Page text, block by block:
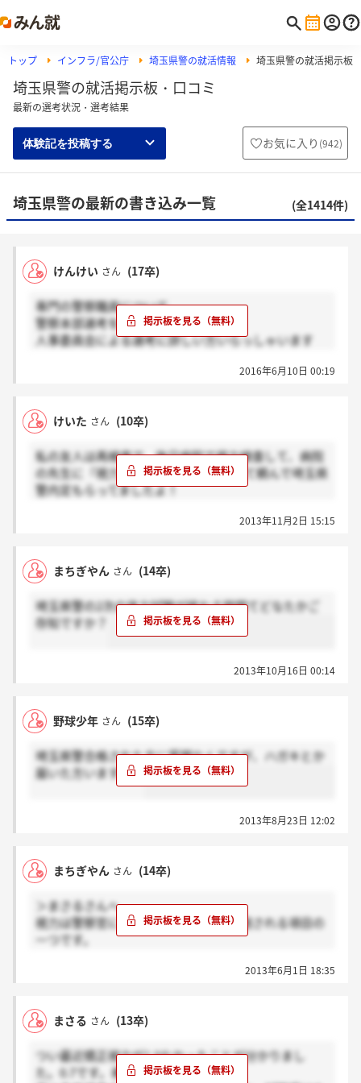
トップ インフラ/官公庁 埼玉県警の就活情報 埼玉県警の就活掲示板
埼玉県警の就活掲示板・口コミ
最新の選考状況・選考結果
体験記を投稿する お気に入り (942)
埼玉県警の最新の書き込み一覧 (全1414件)
けんけい さん (17卒)
専門の警察職員について、
警察本部選考を通過後の
人事委員会による選考に詳しい方いらっしゃいます
いて知ってる方がいたら教えていただきたいです。
2016年6月10日 00:19
けいた さん (10卒)
私の友人は再検査で、後日病院で視力検査して、病院
の先生に『視力を1.0で書いてくれ』って頼んで埼玉県
警内定もらってましたよ！
それに、県警は矯正視力1.0なら裸眼視力は問われない
全く問題ありません。
2013年11月2日 15:15
まちぎやん さん (14卒)
埼玉県警の2次の体力試験が終わる時間てどなたかご
存知ですか？
2013年10月16日 00:14
野球少年 さん (15卒)
埼玉県警合格された方に質問なんですが、ハガキとか
届いた方いますか？
2013年8月23日 12:02
まちぎやん さん (14卒)
＞まさるさんへ
視力は警察官になるために、とても重視される項目の
一つです。
正視力を1.0以上にするしかないですね。2013年6月1日 18:35
まさる さん (13卒)
つい最近矯正視力が1.0なかったことが分かりまし
た。0.7です。裸眼は0.1あります。